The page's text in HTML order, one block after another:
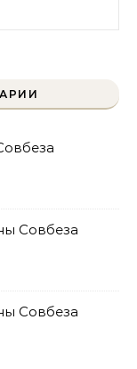
Совбеза
Совбеза